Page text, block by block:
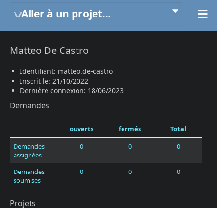
Aller à un projet...
Matteo De Castro
Identifiant: matteo.de-castro
Inscrit le: 21/10/2022
Dernière connexion: 18/06/2023
Demandes
ouverts fermés
Total
Demandes
assignées
0 0 0
Demandes
soumises
0 0 0
Projets